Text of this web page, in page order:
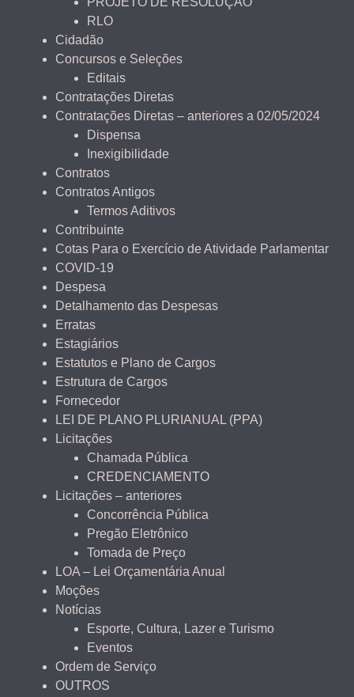
RLO
Cidadão
Concursos e Seleções
Editais
Contratações Diretas
Contratações Diretas – anteriores a 02/05/2024
Dispensa
Inexigibilidade
Contratos
Contratos Antigos
Termos Aditivos
Contribuinte
Cotas Para o Exercício de Atividade Parlamentar
COVID-19
Despesa
Detalhamento das Despesas
Erratas
Estagiários
Estatutos e Plano de Cargos
Estrutura de Cargos
Fornecedor
LEI DE PLANO PLURIANUAL (PPA)
Licitações
Chamada Pública
CREDENCIAMENTO
Licitações – anteriores
Concorrência Pública
Pregão Eletrônico
Tomada de Preço
LOA – Lei Orçamentária Anual
Moções
Notícias
Esporte, Cultura, Lazer e Turismo
Eventos
Ordem de Serviço
OUTROS